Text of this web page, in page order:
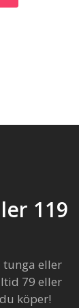
119
tunga eller
79 eller
köper!